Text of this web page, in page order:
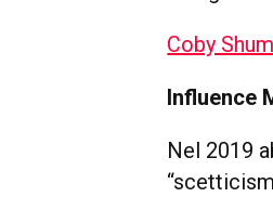
Coby
Influence
Nel 2019